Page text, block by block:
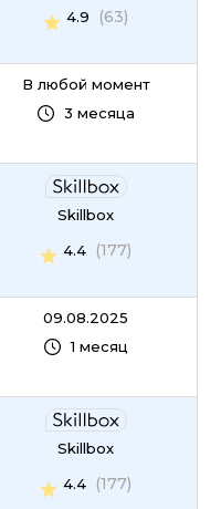
4.9 (63)
В любой момент
3 месяца
Skillbox
4.4
(177)
09.08.2025
1 месяц
Skillbox
4.4
(177)